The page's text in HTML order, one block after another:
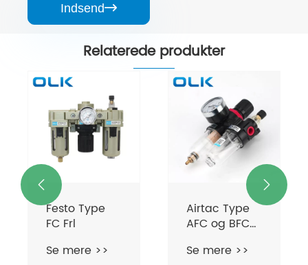
Indsend
Relaterede produkter
Festo Type
FC Frl
Se mere >>
Airtac Type
AFC og BFC
Se mere >>
 